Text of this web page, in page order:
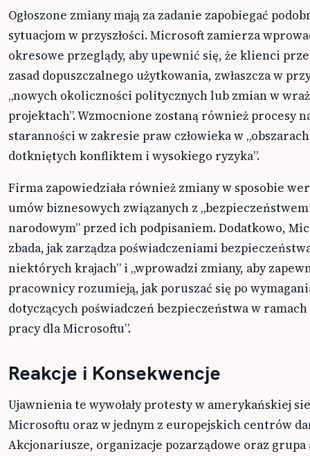
Ogłoszone zmiany mają za zadanie zapobiegać
sytuacjom w przyszłości. Microsoft zamierza
okresowe przeglądy, aby upewnić się, że klienci
zasad dopuszczalnego użytkowania, zwłaszcza w
„nowych okoliczności politycznych lub zmian w
projektach”. Wzmocnione zostaną również procesy
staranności w zakresie praw człowieka w „obszarach
dotkniętych konfliktem i wysokiego ryzyka”.
Firma zapowiedziała również zmiany w sposobie
umów biznesowych związanych z „bezpieczeństwem
narodowym” przed ich podpisaniem. Dodatkowo,
zbada, jak zarządza poświadczeniami
niektórych krajach” i „wprowadzi zmiany, aby
pracownicy rozumieją, jak poruszać się po
dotyczących poświadczeń bezpieczeństwa w ramach
pracy dla Microsoftu”.
Reakcje i Konsekwencje
Ujawnienia te wywołały protesty w amerykańskiej
Microsoftu oraz w jednym z europejskich centrów
Akcjonariusze, organizacje pozarządowe oraz